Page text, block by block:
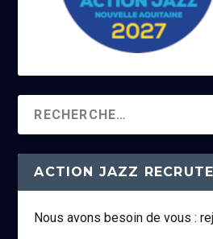
ACTION JAZZ RECRUTE
Nous avons besoin de vous :